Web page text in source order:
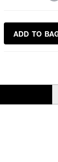
ADD TO